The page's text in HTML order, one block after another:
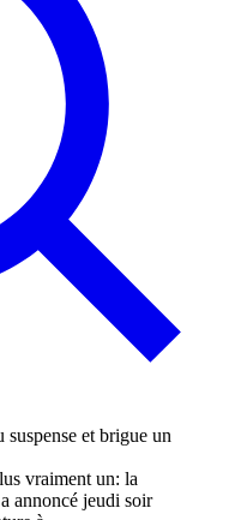
vraiment un: la
annoncé jeudi soir